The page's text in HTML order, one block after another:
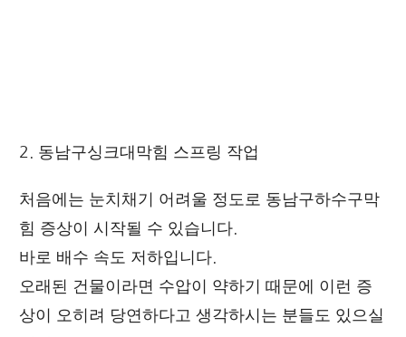
2. 동남구싱크대막힘 스프링 작업
처음에는 눈치채기 어려울 정도로 동남구하수구막
힘 증상이 시작될 수 있습니다.
바로 배수 속도 저하입니다.
오래된 건물이라면 수압이 약하기 때문에 이런 증
상이 오히려 당연하다고 생각하시는 분들도 있으실